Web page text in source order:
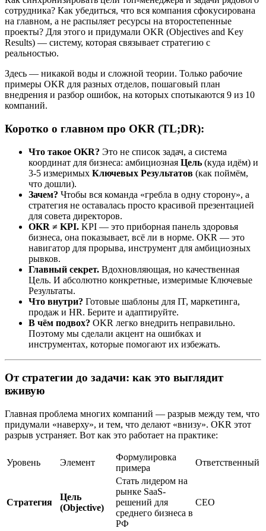
сотрудника? Как убедиться, что вся компания сфокусирована
на главном, а не распыляет ресурсы на второстепенные
проекты? Для этого и придумали OKR (Objectives and Key
Results) — систему, которая связывает стратегию с
реальностью.
Здесь — никакой воды и сложной теории. Только рабочие
примеры OKR для разных отделов, пошаговый план
внедрения и разбор ошибок, на которых спотыкаются 9 из 10
компаний.
Коротко о главном про OKR (TL;DR):
Что такое OKR? Это не список задач, а система
координат для бизнеса: амбициозная Цель (куда идём) и
3-5 измеримых Ключевых Результатов (как поймём,
что дошли).
Зачем? Чтобы вся команда «гребла в одну сторону», а
стратегия не оставалась просто красивой презентацией
для совета директоров.
OKR ≠ KPI. KPI — это приборная панель здоровья
бизнеса, она показывает, всё ли в норме. OKR — это
навигатор для прорыва, инструмент для амбициозных
рывков.
Главный секрет. Вдохновляющая, но качественная
Цель. И абсолютно конкретные, измеримые Ключевые
Результаты.
Что внутри? Готовые шаблоны для IT, маркетинга,
продаж и HR. Берите и адаптируйте.
В чём подвох? OKR легко внедрить неправильно.
Поэтому мы сделали акцент на ошибках и
инструментах, которые помогают их избежать.
От стратегии до задачи: как это выглядит
вживую
Главная проблема многих компаний — разрыв между тем, что
придумали «наверху», и тем, что делают «внизу». OKR этот
разрыв устраняет. Вот как это работает на практике:
Уровень Элемент
Формулировка
примера
Ответственный
Стратегия
Цель
(Objective)
Стать лидером на
рынке SaaS-
решений для
среднего бизнеса в
РФ
CEO